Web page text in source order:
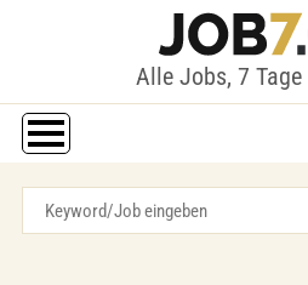
Alle Jobs, 7 Tage